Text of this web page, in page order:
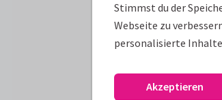
Stimmst du der
Webseite zu
personalisierte
Akzeptieren